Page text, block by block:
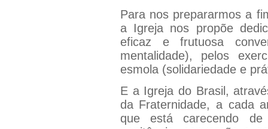
Para nos prepararmos a
a Igreja nos propõe
eficaz e frutuosa
mentalidade), pelos
esmola (solidariedade e
E a Igreja do Brasil,
da Fraternidade, a cada
que está carecendo